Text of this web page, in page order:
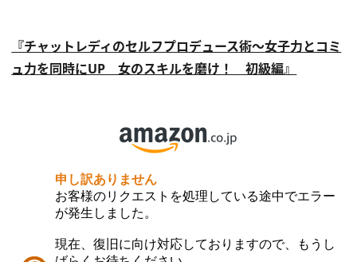
『チャットレディのセルフプロデュース術～女子力とコミ
ュ力を同時にUP 女のスキルを磨け！ 初級編』